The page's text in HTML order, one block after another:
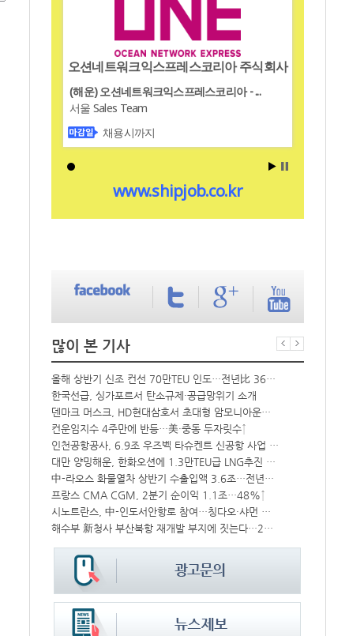
많이 본 기사
올해 상반기 신조 컨선 70만TEU 인도…전년比 36% 감소
한국선급, 싱가포르서 탄소규제·공급망위기 소개
덴마크 머스크, HD현대삼호서 초대형 암모니아운반선 인도받아
컨운임지수 4주만에 반등…美·중동 두자릿수↑
인천공항공사, 6.9조 우즈벡 타슈켄트 신공항 사업 참여
대만 양밍해운, 한화오션에 1.3만TEU급 LNG추진 컨선 6척 발주
中-라오스 화물열차 상반기 수출입액 3.6조…전년比 34%↑
프랑스 CMA CGM, 2분기 순이익 1.1조…48%↑
시노트란스, 中-인도서안항로 참여…칭다오·샤먼 직항
해수부 新청사 부산북항 재개발 부지에 짓는다…2030년 완공